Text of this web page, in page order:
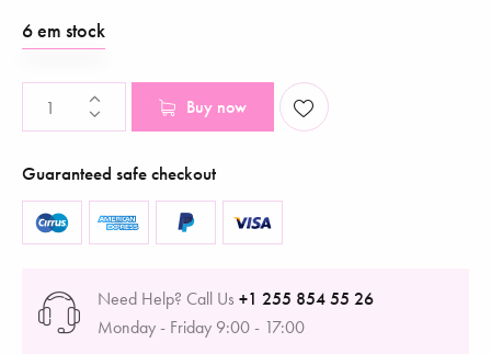
6 em stock
Buy now
Guaranteed safe checkout
Need Help? Call Us +1 255 854 55 26
Monday - Friday 9:00 - 17:00